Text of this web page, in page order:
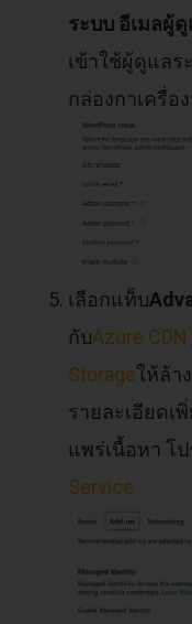
ระบบ อีเมลผู้
เข้าใช้ผู้ดูแลร
กล่องกาเครื่อ
เลือกแท็บ
กับAzure CDN
Storageให้ล้า
รายละเอียดเ
แพร่เนื้อหา โ
Service